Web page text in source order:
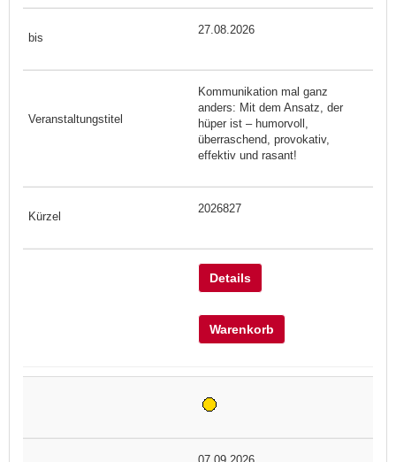
27.08.2026
Kommunikation mal ganz
anders: Mit dem Ansatz, der
hüper ist – humorvoll,
überraschend, provokativ,
effektiv und rasant!
2026827
Details
Warenkorb